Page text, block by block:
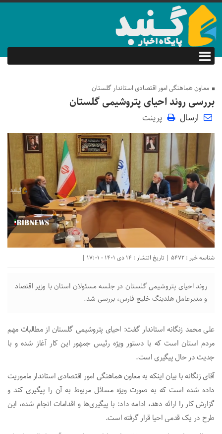
معاون هماهنگی امور اقتصادی استاندار گلستان
بررسی روند احیای پتروشیمی گلستان
ارسال پرینت
شناسه خبر : 5472 | تاریخ انتشار : 14 دی 1401 - 17:01 |
روند احیای پتروشیمی گلستان در جلسه مسئولان استان با وزیر اقتصاد
و مدیرعامل هلدینگ خلیج فارس، بررسی شد.
علی محمد زنگانه استاندار گفت: احیای پتروشیمی گلستان از مطالبات مهم
مردم استان است که با دستور ویژه رئیس جمهور این کار آغاز شده و با
جدیت در حال پیگیری است.
آقای زنگانه با بیان اینکه به معاون هماهنگی امور اقتصادی استاندار ماموریت
داده شده است که به صورت ویژه مسائل مربوط به آن را پیگیری کند و
گزارش کار را ارائه دهد، ادامه داد: با پیگیری‌ها و اقدامات انجام شده، این
طرح در یک قدمی احیا قرار گرفته است.